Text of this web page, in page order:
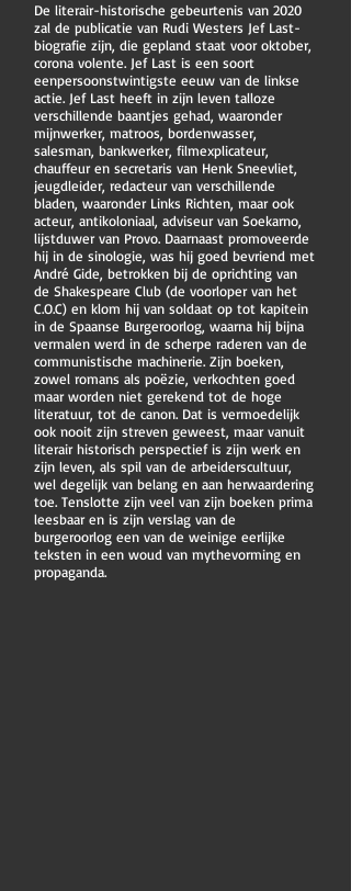
De literair-historische gebeurtenis van 2020
zal de publicatie van Rudi Westers Jef Last-
biografie zijn, die gepland staat voor oktober,
corona volente. Jef Last is een soort
eenpersoonstwintigste eeuw van de linkse
actie. Jef Last heeft in zijn leven talloze
verschillende baantjes gehad, waaronder
mijnwerker, matroos, bordenwasser,
salesman, bankwerker, filmexplicateur,
chauffeur en secretaris van Henk Sneevliet,
jeugdleider, redacteur van verschillende
bladen, waaronder Links Richten, maar ook
acteur, antikoloniaal, adviseur van Soekarno,
lijstduwer van Provo. Daarnaast promoveerde
hij in de sinologie, was hij goed bevriend met
André Gide, betrokken bij de oprichting van
de Shakespeare Club (de voorloper van het
C.O.C) en klom hij van soldaat op tot kapitein
in de Spaanse Burgeroorlog, waarna hij bijna
vermalen werd in de scherpe raderen van de
communistische machinerie. Zijn boeken,
zowel romans als poëzie, verkochten goed
maar worden niet gerekend tot de hoge
literatuur, tot de canon. Dat is vermoedelijk
ook nooit zijn streven geweest, maar vanuit
literair historisch perspectief is zijn werk en
zijn leven, als spil van de arbeiderscultuur,
wel degelijk van belang en aan herwaardering
toe. Tenslotte zijn veel van zijn boeken prima
leesbaar en is zijn verslag van de
burgeroorlog een van de weinige eerlijke
teksten in een woud van mythevorming en
propaganda.